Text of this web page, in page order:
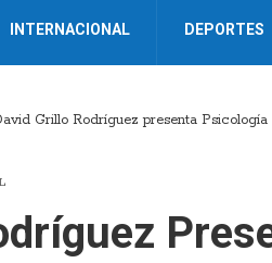
INTERNACIONAL DEPORTES
Grillo Rodríguez presenta